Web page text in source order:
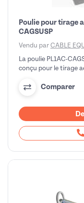
Poulie pour tirage
CAGSUSP
Vendu par CABLE
La poulie PL1AC-
conçu pour le tirage
Comparer